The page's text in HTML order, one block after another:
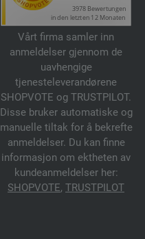
Vårt firma samler inn
anmeldelser gjennom de
uavhengige
tjenesteleverandørene
SHOPVOTE og TRUSTPILOT.
Disse bruker automatiske og
manuelle tiltak for å bekrefte
anmeldelser. Du kan finne
informasjon om ektheten av
kundeanmeldelser her:
SHOPVOTE, TRUSTPILOT